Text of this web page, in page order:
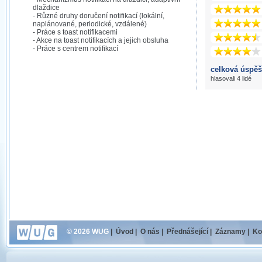
dlaždice
- Různé druhy doručení notifikací (lokální,
naplánované, periodické, vzdálené)
- Práce s toast notifikacemi
- Akce na toast notifikacích a jejich obsluha
- Práce s centrem notifikací
celková
hlasovali 4 lidé
© 2026 WUG Úvod O nás Přednášející Záznamy